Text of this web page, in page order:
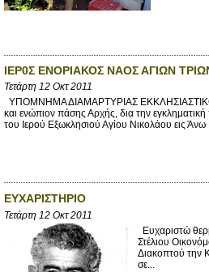
ΙΕΡ0Σ ΕΝΟΡΙΑΚΟΣ ΝΑΟΣ ΑΓΙΩΝ
Τετάρτη 12 Οκτ 2011
ΥΠΟΜΝΗΜΑ ΔΙΑΜΑΡΤΥΡΙΑΣ ΕΚΚΛΗΣΙΑΣΤΙΚΟΥ
και ενώπιον πάσης Αρχής, δια την
του Ιερού Εξωκλησιού Αγίου Νικολάου εις
ΕΥΧΑΡΙΣΤΗΡΙΟ
Τετάρτη 12 Οκτ 2011
Ευχαριστώ
Στέλιου
Διακοπτού την
σε...